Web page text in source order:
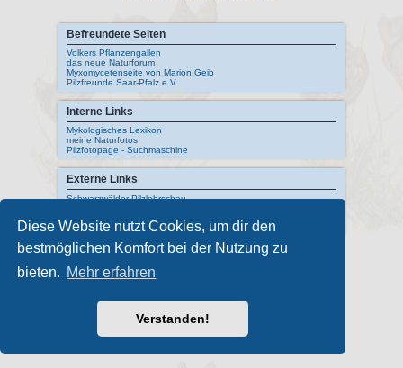
Diese Website nutzt Cookies, um dir den
bestmöglichen Komfort bei der Nutzung zu
bieten. Mehr erfahren
Verstanden!
Befreundete Seiten
Volkers Pflanzengallen
das neue Naturforum
Myxomycetenseite von Marion Geib
Pilzfreunde Saar-Pfalz e.V.
Interne Links
Mykologisches Lexikon
meine Naturfotos
Pilzfotopage - Suchmaschine
Externe Links
Schwarzwälder Pilzlehrschau
Index Fungorum